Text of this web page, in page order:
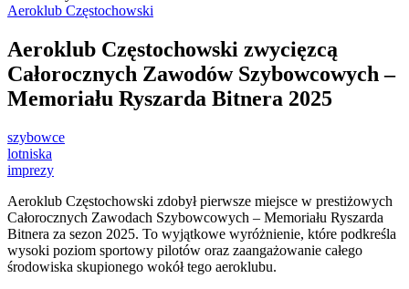
Aeroklub Częstochowski
Aeroklub Częstochowski zwycięzcą
Całorocznych Zawodów Szybowcowych –
Memoriału Ryszarda Bitnera 2025
szybowce
lotniska
imprezy
Aeroklub Częstochowski zdobył pierwsze miejsce w prestiżowych
Całorocznych Zawodach Szybowcowych – Memoriału Ryszarda
Bitnera za sezon 2025. To wyjątkowe wyróżnienie, które podkreśla
wysoki poziom sportowy pilotów oraz zaangażowanie całego
środowiska skupionego wokół tego aeroklubu.